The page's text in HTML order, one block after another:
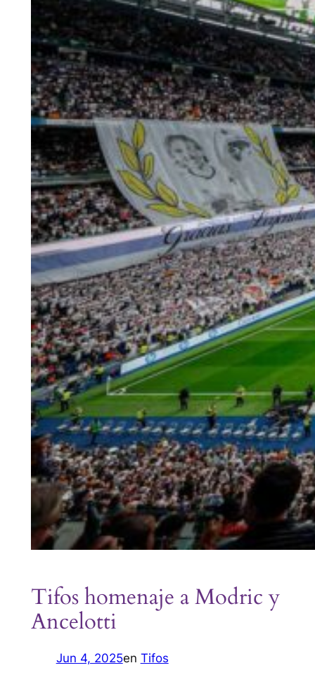
Tifos homenaje a Modric y
Ancelotti
Jun 4, 2025en Tifos